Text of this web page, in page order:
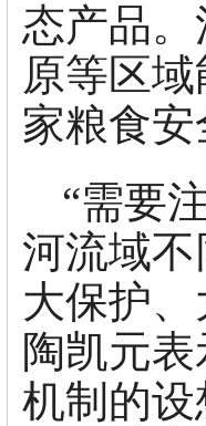
态产品
原等区
家粮食
“需要
河流域
大保护
陶凯元
机制的